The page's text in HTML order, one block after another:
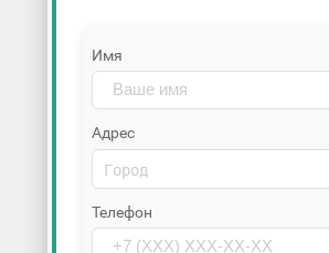
Имя
Адрес
Телефон